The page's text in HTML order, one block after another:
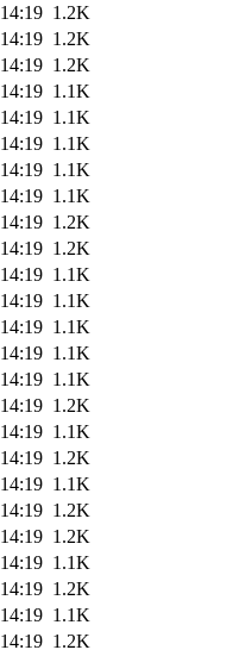
1.2K
1.2K
1.2K
1.1K
1.1K
1.1K
1.1K
1.1K
1.2K
1.2K
1.1K
1.1K
1.1K
1.1K
1.1K
1.2K
1.1K
1.2K
1.1K
1.2K
1.2K
1.1K
1.2K
1.1K
1.2K